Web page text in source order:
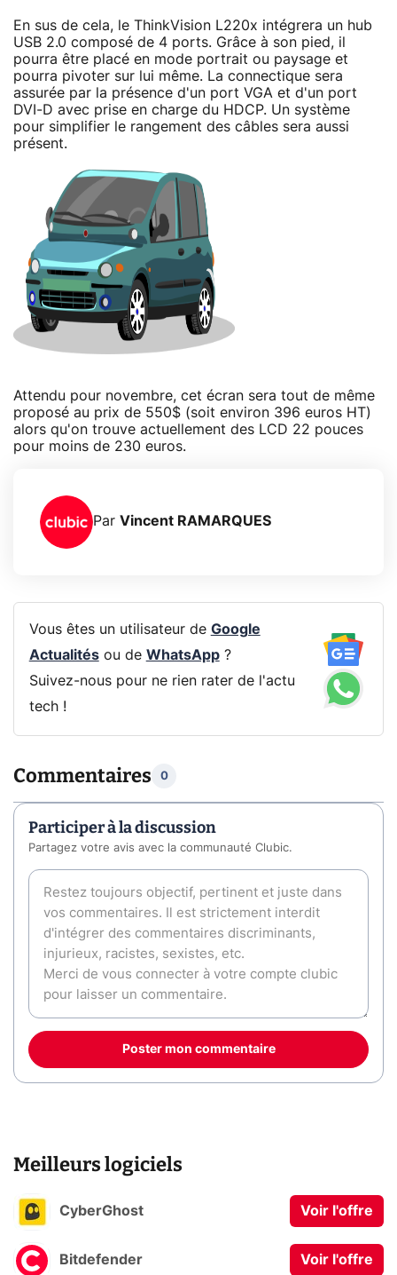
En sus de cela, le ThinkVision L220x intégrera un hub
USB 2.0 composé de 4 ports. Grâce à son pied, il
pourra être placé en mode portrait ou paysage et
pourra pivoter sur lui même. La connectique sera
assurée par la présence d'un port VGA et d'un port
DVI-D avec prise en charge du HDCP. Un système
pour simplifier le rangement des câbles sera aussi
présent.
Attendu pour novembre, cet écran sera tout de même
proposé au prix de 550$ (soit environ 396 euros HT)
alors qu'on trouve actuellement des LCD 22 pouces
pour moins de 230 euros.
Par Vincent RAMARQUES
Vous êtes un utilisateur de Google
Actualitésou de WhatsApp?
Suivez-nous pour ne rien rater de l'actu
tech !
Commentaires 0
Participer à la discussion
Partagez votre avis avec la communauté Clubic.
Poster mon commentaire
Meilleurs logiciels
CyberGhost Voir l'offre
Bitdefender Voir l'offre